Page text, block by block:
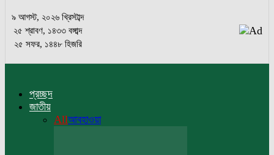
৯ আগস্ট, ২০২৬ খ্রিস্টাব্দ
২৫ শ্রাবণ, ১৪৩৩ বঙ্গাব্দ
২৫ সফর, ১৪৪৮ হিজরি
প্রচ্ছদ
জাতীয়
Allআবহাওয়া